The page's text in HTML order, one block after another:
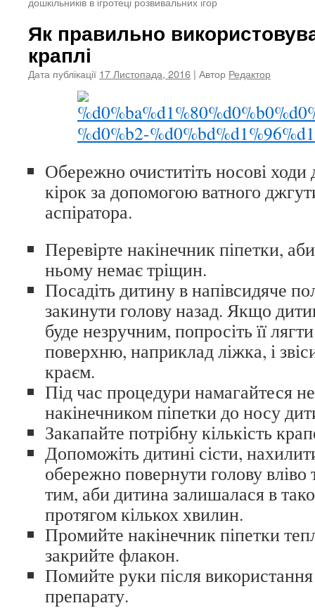
Як правильно
краплі
Дата публікації 17 Листопада, 2016 | Автор Редактор
Обережно очиститіть носові ходи
кірок за допомогою ватного
аспіратора.
Перевірте накінечник піпетки,
ньому немає тріщин.
Посадіть дитину в напівсидяче
закинути голову назад. Якщо
буде незручним, попросіть її
поверхню, наприклад ліжка, і
краєм.
Під час процедури намагайтеся
накінечником піпетки до носу
Закапайте потрібну кількість
Допоможіть дитині сісти,
обережно повернути голову вліво
тим, аби дитина залишалася в
протягом кількох хвилин.
Промийте накінечник піпетки
закрийте флакон.
Помийте руки після використання
препарату.